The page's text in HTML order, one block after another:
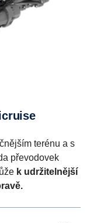
terénu a s
převodovek
k udržitelnější